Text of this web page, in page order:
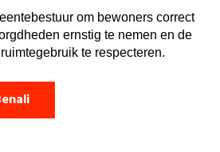
om bewoners correct
ernstig te nemen en de
te respecteren.